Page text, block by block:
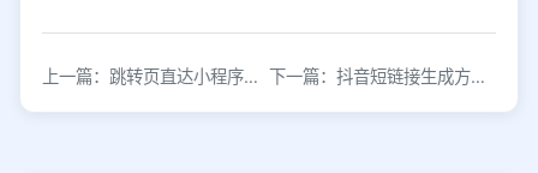
上一篇：跳转页直达小程序商城的完整操作指南 下一篇：抖音短链接生成方法详解，3步快速搞定